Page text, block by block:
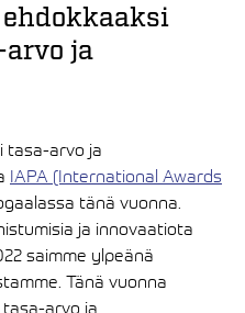
ja
tasa-arvo ja
IAPA (International Awards
tänä vuonna.
ja innovaatiota
saimme ylpeänä
Tänä vuonna
arvo ja